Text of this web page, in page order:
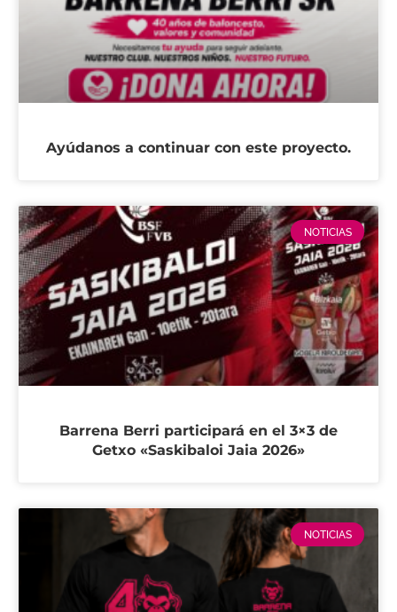
Ayúdanos a continuar con este proyecto.
NOTICIAS
Barrena Berri participará en el 3×3 de
Getxo «Saskibaloi Jaia 2026»
NOTICIAS